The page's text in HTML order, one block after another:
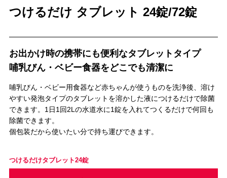
＼最新情報はこちら ／
つけるだけ タブレット 24錠/72錠
お出かけ時の携帯にも便利なタブレットタイプ
哺乳びん・ベビー食器をどこでも清潔に
哺乳びん・ベビー用食器など赤ちゃんが使うものを洗浄後、溶け
やすい発泡タイプのタブレットを溶かした液につけるだけで除菌
できます。1日1回2Lの水道水に1錠を入れてつくるだけで何回も
除菌できます。
個包装だから使いたい分で持ち運びできます。
つけるだけタブレット24錠